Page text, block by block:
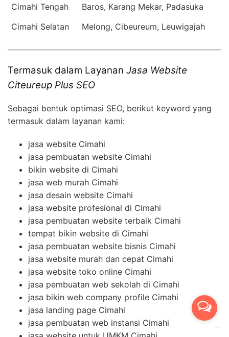
Cimahi Tengah
Baros, Karang Mekar, Padasuka
Cimahi Selatan
Melong, Cibeureum, Leuwigajah
Termasuk dalam Layanan Jasa Website
Citeureup Plus SEO
Sebagai bentuk optimasi SEO, berikut keyword yang
termasuk dalam layanan kami:
jasa website Cimahi
jasa pembuatan website Cimahi
bikin website di Cimahi
jasa web murah Cimahi
jasa desain website Cimahi
jasa website profesional di Cimahi
jasa pembuatan website terbaik Cimahi
tempat bikin website di Cimahi
jasa pembuatan website bisnis Cimahi
jasa website murah dan cepat Cimahi
jasa website toko online Cimahi
jasa pembuatan web sekolah di Cimahi
jasa bikin web company profile Cimahi
jasa landing page Cimahi
jasa pembuatan web instansi Cimahi